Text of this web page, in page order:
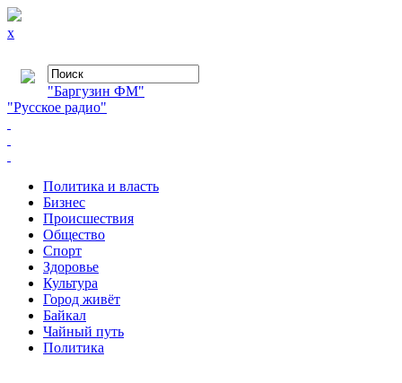
x
"Баргузин ФМ"
"Русское радио"
Политика и власть
Бизнес
Происшествия
Общество
Cпорт
Здоровье
Культура
Город живёт
Байкал
Чайный путь
Политика